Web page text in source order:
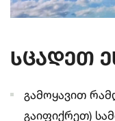
სცადეთ
გამოყავით
გაიფიქრეთ)